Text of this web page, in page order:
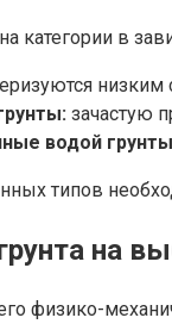
категории в
зачастую
водой
типов
на
физико-